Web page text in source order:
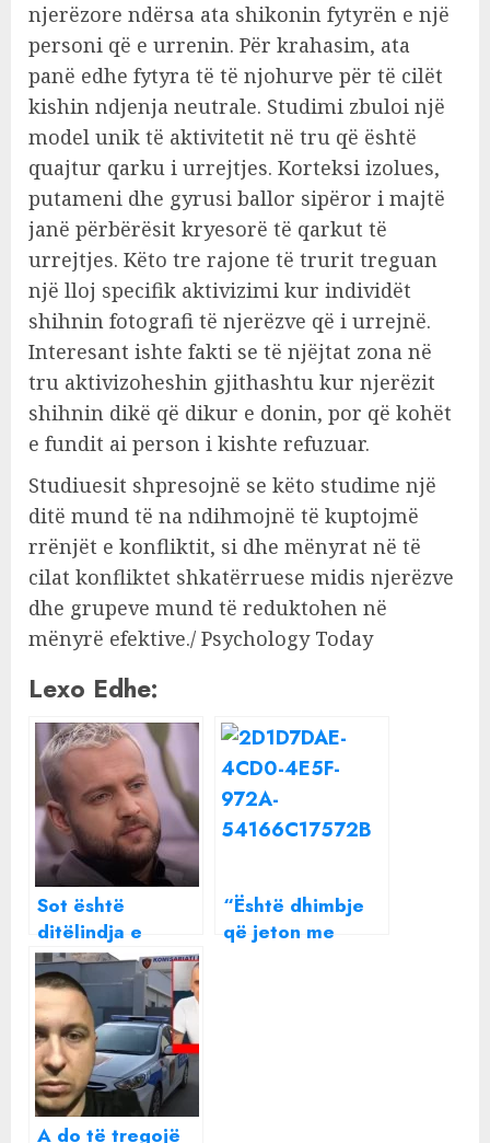
njerëzore ndërsa ata shikonin fytyrën e një
personi që e urrenin. Për krahasim, ata
panë edhe fytyra të të njohurve për të cilët
kishin ndjenja neutrale. Studimi zbuloi një
model unik të aktivitetit në tru që është
quajtur qarku i urrejtjes. Korteksi izolues,
putameni dhe gyrusi ballor sipëror i majtë
janë përbërësit kryesorë të qarkut të
urrejtjes. Këto tre rajone të trurit treguan
një lloj specifik aktivizimi kur individët
shihnin fotografi të njerëzve që i urrejnë.
Interesant ishte fakti se të njëjtat zona në
tru aktivizoheshin gjithashtu kur njerëzit
shihnin dikë që dikur e donin, por që kohët
e fundit ai person i kishte refuzuar.
Studiuesit shpresojnë se këto studime një
ditë mund të na ndihmojnë të kuptojmë
rrënjët e konfliktit, si dhe mënyrat në të
cilat konfliktet shkatërruese midis njerëzve
dhe grupeve mund të reduktohen në
mënyrë efektive./ Psychology Today
Lexo Edhe:
Sot është
ditëlindja e
babait që nuk
jeton më, Luizi
mes lotësh i bën
premtimin e
ndjerë
“Është dhimbje
që jeton me
A do të tregojë